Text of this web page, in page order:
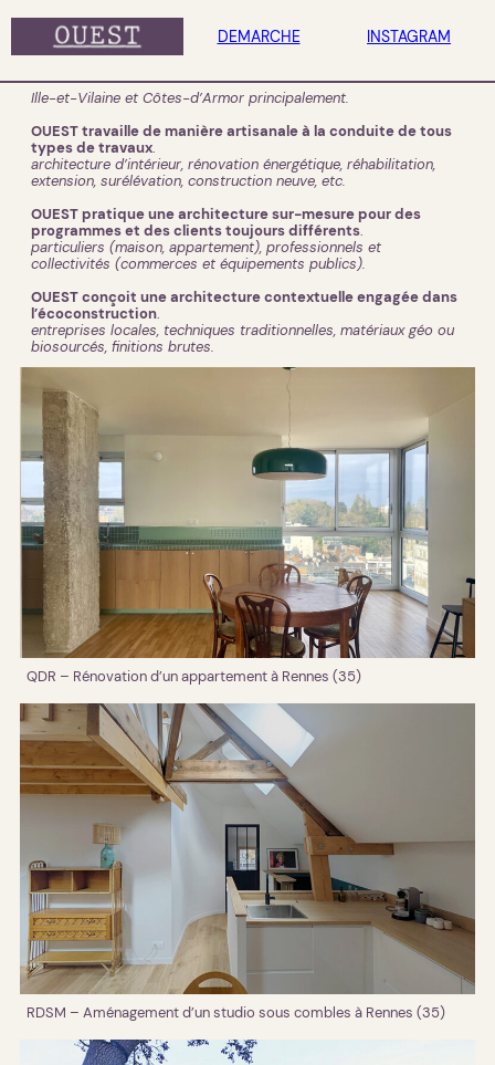
Aller
contenu
DEMARCHE INSTAGRAM
dans tout le secteur Ouest
.
Ille-et-Vilaine et Côtes-d’Armor principalement.
OUEST travaille de manière artisanale à la conduite de tous
types de travaux.
architecture d’intérieur, rénovation énergétique, réhabilitation,
extension, surélévation, construction neuve, etc.
OUEST pratique une architecture sur-mesure pour des
programmes et des clients toujours différents.
particuliers (maison, appartement), professionnels et
collectivités (commerces et équipements publics).
OUEST conçoit une architecture contextuelle engagée dans
l’écoconstruction.
entreprises locales, techniques traditionnelles, matériaux géo ou
biosourcés, finitions brutes.
QDR – Rénovation d’un appartement à Rennes (35)
RDSM – Aménagement d’un studio sous combles à Rennes (35)